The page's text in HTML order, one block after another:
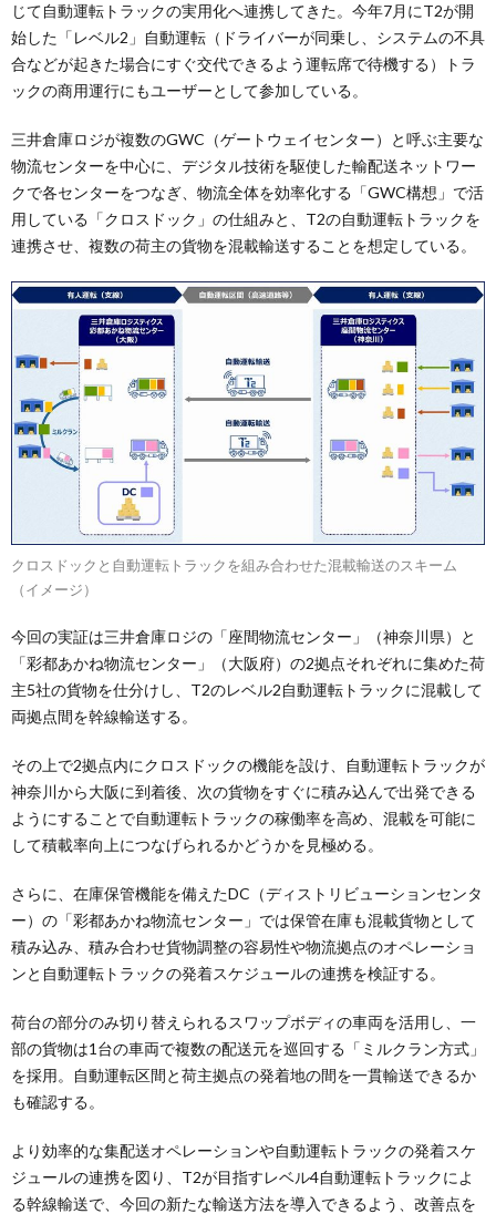
じて自動運転トラックの実用化へ連携してきた。今年7月にT2が開
始した「レベル2」自動運転（ドライバーが同乗し、システムの不具
合などが起きた場合にすぐ交代できるよう運転席で待機する）トラ
ックの商用運行にもユーザーとして参加している。
三井倉庫ロジが複数のGWC（ゲートウェイセンター）と呼ぶ主要な
物流センターを中心に、デジタル技術を駆使した輸配送ネットワー
クで各センターをつなぎ、物流全体を効率化する「GWC構想」で活
用している「クロスドック」の仕組みと、T2の自動運転トラックを
連携させ、複数の荷主の貨物を混載輸送することを想定している。
クロスドックと自動運転トラックを組み合わせた混載輸送のスキーム
（イメージ）
今回の実証は三井倉庫ロジの「座間物流センター」（神奈川県）と
「彩都あかね物流センター」（大阪府）の2拠点それぞれに集めた荷
主5社の貨物を仕分けし、T2のレベル2自動運転トラックに混載して
両拠点間を幹線輸送する。
その上で2拠点内にクロスドックの機能を設け、自動運転トラックが
神奈川から大阪に到着後、次の貨物をすぐに積み込んで出発できる
ようにすることで自動運転トラックの稼働率を高め、混載を可能に
して積載率向上につなげられるかどうかを見極める。
さらに、在庫保管機能を備えたDC（ディストリビューションセンタ
ー）の「彩都あかね物流センター」では保管在庫も混載貨物として
積み込み、積み合わせ貨物調整の容易性や物流拠点のオペレーショ
ンと自動運転トラックの発着スケジュールの連携を検証する。
荷台の部分のみ切り替えられるスワップボディの車両を活用し、一
部の貨物は1台の車両で複数の配送元を巡回する「ミルクラン方式」
を採用。自動運転区間と荷主拠点の発着地の間を一貫輸送できるか
も確認する。
より効率的な集配送オペレーションや自動運転トラックの発着スケ
ジュールの連携を図り、T2が目指すレベル4自動運転トラックによ
る幹線輸送で、今回の新たな輸送方法を導入できるよう、改善点を